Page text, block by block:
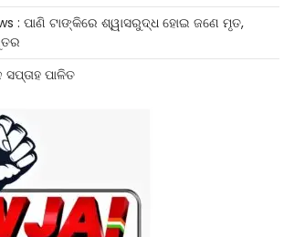
: ପାଣି ଟାଙ୍କିରେ ଶ୍ୱାସରୁଦ୍ଧ ହୋଇ ଜଣେ ମୃତ,
ପାଳିତ